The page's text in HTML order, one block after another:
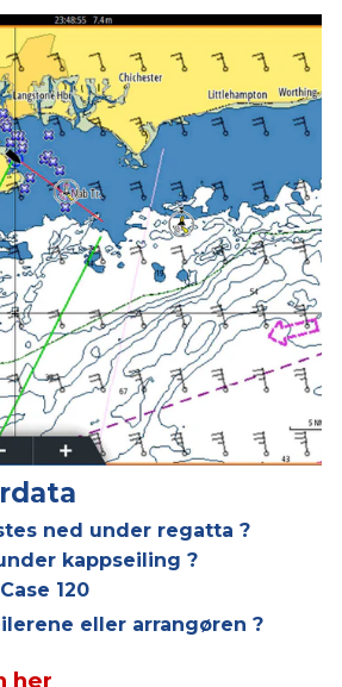
ned under regatta ?
kappseiling ?
120
eller arrangøren ?
her